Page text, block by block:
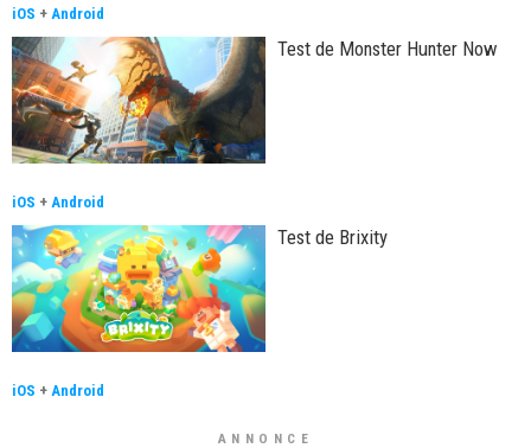
iOS + Android
Test de Monster Hunter Now
iOS + Android
Test de Brixity
iOS + Android
ANNONCE